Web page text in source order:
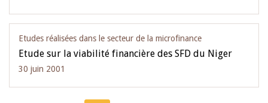
Etudes réalisées dans le secteur de la microfinance
Etude sur la viabilité financière des SFD du Niger
30 juin 2001